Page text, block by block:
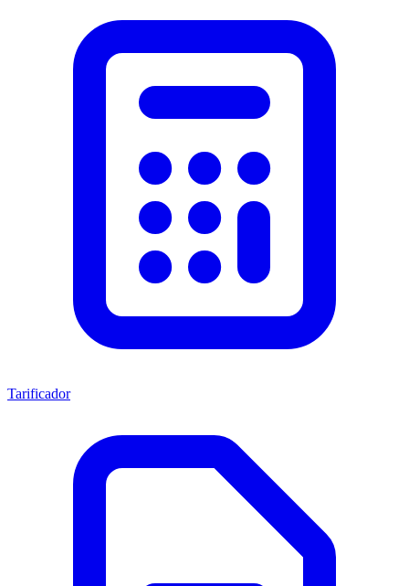
Tarificador